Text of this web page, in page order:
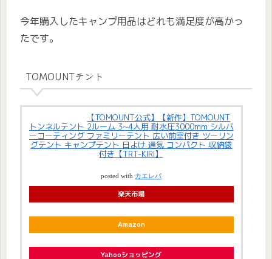
今年購入したキャンプ用品はどれも満足度が高かっ
たです。
TOMOUNTテント
【TOMOUNT公式】【新作】TOMOUNT
トンネルテント 2ルーム 3~4人用 耐水圧3000mm シルバ
ーコーティング ファミリーテント 広い前室付き ツーリン
グテント キャンプテント 日よけ 通気 コンパクト 収納袋
付き【TRT-KIRI】
posted with カエレバ
楽天市場
Amazon
Yahooショッピング